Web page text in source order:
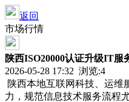
返回
市场行情
陕西ISO20000认证升级IT服
2026-05-28 17:32 浏览:4
陕西本地互联网科技、运维
力，规范信息技术服务流程